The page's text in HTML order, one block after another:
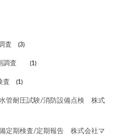
査 (3)
調査 (1)
査 (1)
管耐圧試験/消防設備点検 株式
定期検査/定期報告 株式会社マ